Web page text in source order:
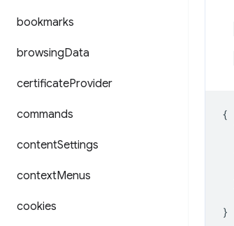
bookmarks
browsingData
certificateProvider
commands
contentSettings
contextMenus
cookies
{
}